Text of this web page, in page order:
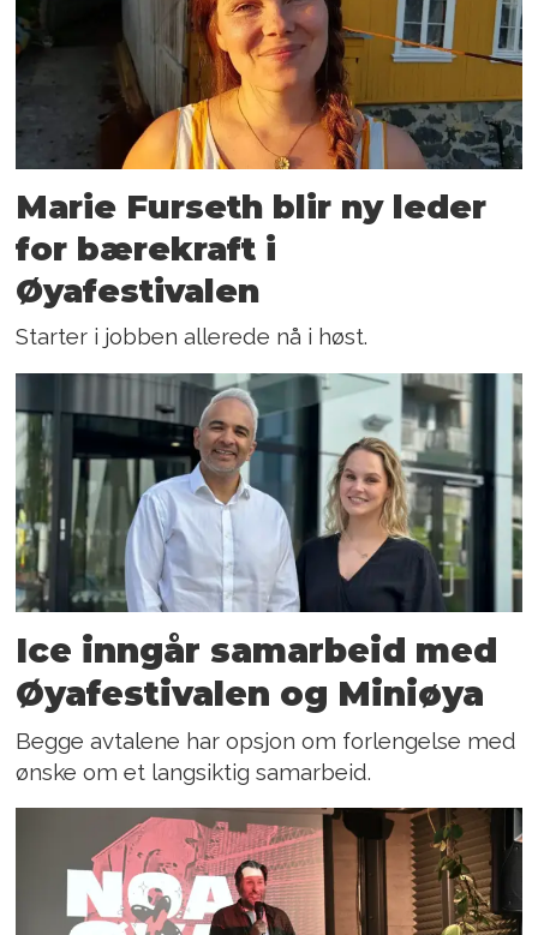
Marie Furseth blir ny leder
for bærekraft i
Øyafestivalen
Starter i jobben allerede nå i høst.
Ice inngår samarbeid med
Øyafestivalen og Miniøya
Begge avtalene har opsjon om forlengelse med
ønske om et langsiktig samarbeid.